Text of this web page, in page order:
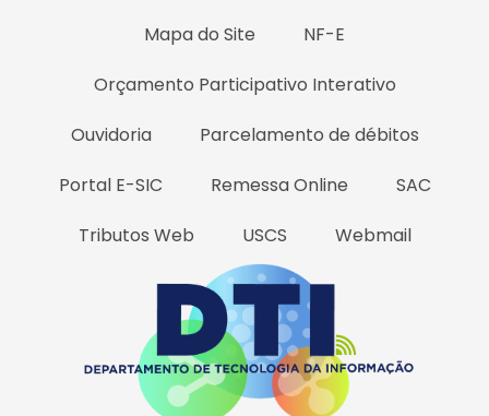
Mapa do Site
NF-E
Orçamento Participativo Interativo
Ouvidoria
Parcelamento de débitos
Portal E-SIC
Remessa Online
SAC
Tributos Web
USCS Webmail